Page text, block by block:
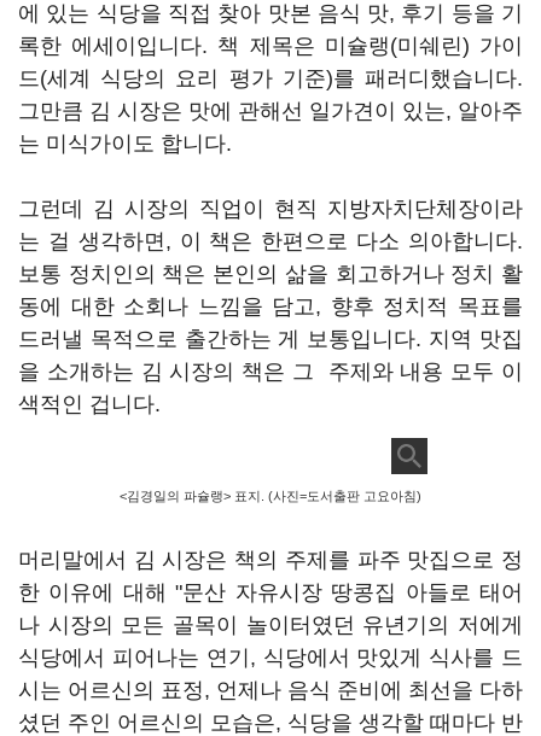
에 있는 식당을 직접 찾아 맛본 음식 맛, 후기 등을 기
록한 에세이입니다. 책 제목은 미슐랭(미쉐린) 가이
드(세계 식당의 요리 평가 기준)를 패러디했습니다.
그만큼 김 시장은 맛에 관해선 일가견이 있는, 알아주
는 미식가이도 합니다.
그런데 김 시장의 직업이 현직 지방자치단체장이라
는 걸 생각하면, 이 책은 한편으로 다소 의아합니다.
보통 정치인의 책은 본인의 삶을 회고하거나 정치 활
동에 대한 소회나 느낌을 담고, 향후 정치적 목표를
드러낼 목적으로 출간하는 게 보통입니다. 지역 맛집
을 소개하는 김 시장의 책은 그 주제와 내용 모두 이
색적인 겁니다.
<김경일의 파슐랭> 표지. (사진=도서출판 고요아침)
머리말에서 김 시장은 책의 주제를 파주 맛집으로 정
한 이유에 대해 "문산 자유시장 땅콩집 아들로 태어
나 시장의 모든 골목이 놀이터였던 유년기의 저에게
식당에서 피어나는 연기, 식당에서 맛있게 식사를 드
시는 어르신의 표정, 언제나 음식 준비에 최선을 다하
셨던 주인 어르신의 모습은, 식당을 생각할 때마다 반